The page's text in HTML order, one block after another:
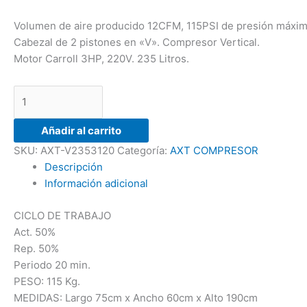
Volumen de aire producido 12CFM, 115PSI de presión
Cabezal de 2 pistones en «V». Compresor Vertical.
Motor Carroll 3HP, 220V. 235 Litros.
Añadir al carrito
SKU: AXT-V2353120 Categoría: AXT COMPRESOR
Descripción
Información adicional
CICLO DE TRABAJO
Act. 50%
Rep. 50%
Periodo 20 min.
PESO: 115 Kg.
MEDIDAS: Largo 75cm x Ancho 60cm x Alto 190cm